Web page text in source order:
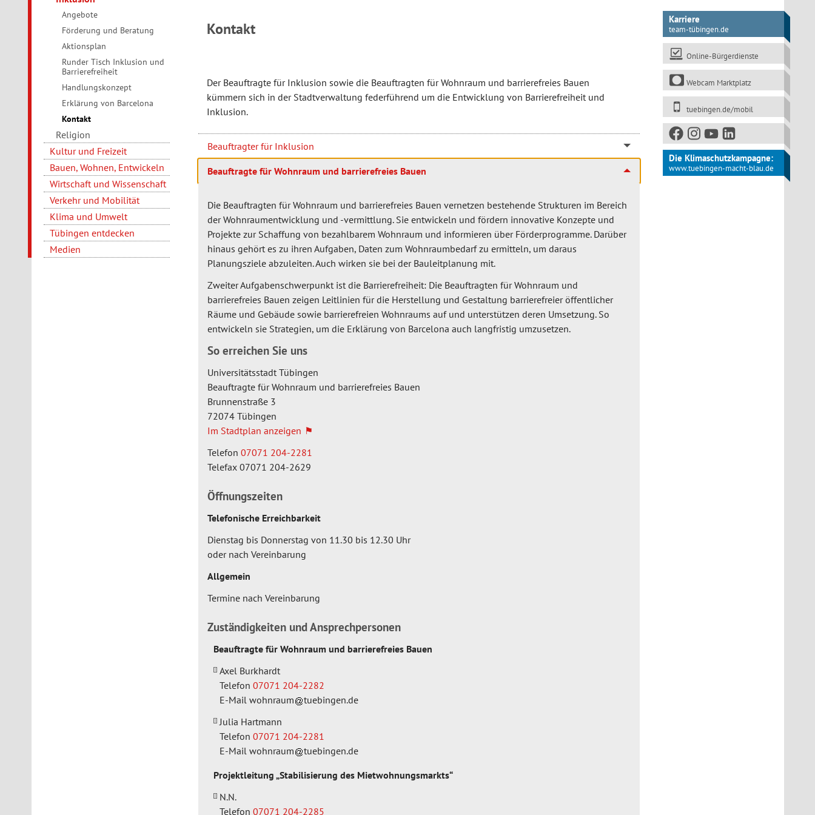
Angebote
Förderung und Beratung
Aktionsplan
Runder Tisch Inklusion und
Barrierefreiheit
Handlungskonzept
Erklärung von Barcelona
Kontakt
Religion
Kultur und Freizeit
Bauen, Wohnen, Entwickeln
Wirtschaft und Wissenschaft
Verkehr und Mobilität
Klima und Umwelt
Tübingen entdecken
Medien
Kontakt
Der Beauftragte für Inklusion sowie die Beauftragten für Wohnraum und barrierefreies Bauen
kümmern sich in der Stadtverwaltung federführend um die Entwicklung von Barrierefreiheit und
Inklusion.
Beauftragter für Inklusion
Beauftragte für Wohnraum und barrierefreies Bauen
Die Beauftragten für Wohnraum und barrierefreies Bauen vernetzen bestehende Strukturen im Bereich
der Wohnraumentwicklung und -vermittlung. Sie entwickeln und fördern innovative Konzepte und
Projekte zur Schaffung von bezahlbarem Wohnraum und informieren über Förderprogramme. Darüber
hinaus gehört es zu ihren Aufgaben, Daten zum Wohnraumbedarf zu ermitteln, um daraus
Planungsziele abzuleiten. Auch wirken sie bei der Bauleitplanung mit.
Zweiter Aufgabenschwerpunkt ist die Barrierefreiheit: Die Beauftragten für Wohnraum und
barrierefreies Bauen zeigen Leitlinien für die Herstellung und Gestaltung barrierefreier öffentlicher
Räume und Gebäude sowie barrierefreien Wohnraums auf und unterstützen deren Umsetzung. So
entwickeln sie Strategien, um die Erklärung von Barcelona auch langfristig umzusetzen.
So erreichen Sie uns
Universitätsstadt Tübingen
Beauftragte für Wohnraum und barrierefreies Bauen
Hausadresse:
Brunnenstraße 3
72074 Tübingen
Im Stadtplan anzeigen
Telefon 07071 204-2281
Telefax 07071 204-2629
Öffnungszeiten
Telefonische Erreichbarkeit
Dienstag bis Donnerstag von 11.30 bis 12.30 Uhr
oder nach Vereinbarung
Allgemein
Termine nach Vereinbarung
Zuständigkeiten und Ansprechpersonen
Beauftragte für Wohnraum und barrierefreies Bauen
Axel Burkhardt
Telefon 07071 204-2282
E-Mail wohnraum
tuebingen.de
Julia Hartmann
Telefon 07071 204-2281
E-Mail wohnraum
tuebingen.de
Projektleitung „Stabilisierung des Mietwohnungsmarkts“
N.N.
Telefon 07071 204-2285
Karriere
team-tübingen.de
Online-Bürgerdienste
Webcam Marktplatz
tuebingen.de/mobil
Die Klimaschutzkampagne:
www.tuebingen-macht-blau.de